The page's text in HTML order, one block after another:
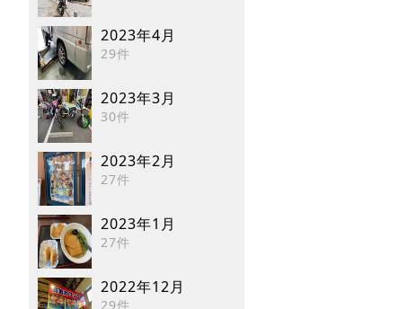
2023年4月
29件
2023年3月
30件
2023年2月
27件
2023年1月
27件
2022年12月
29件